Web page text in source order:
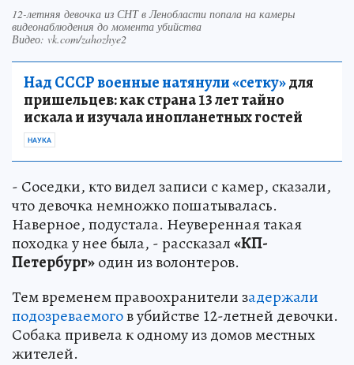
12-летняя девочка из СНТ в Ленобласти попала на камеры
видеонаблюдения до момента убийства
Видео: vk.com/zahozhye2
Над СССР военные натянули «сетку»для
пришельцев: как страна 13 лет тайно
искала и изучала инопланетных гостей
НАУКА
- Соседки, кто видел записи с камер, сказали,
что девочка немножко пошатывалась.
Наверное, подустала. Неуверенная такая
походка у нее была, - рассказал«КП-
Петербург»один из волонтеров.
Тем временем правоохранители задержали
подозреваемогов убийстве 12-летней девочки.
Собака привела к одному из домов местных
жителей.